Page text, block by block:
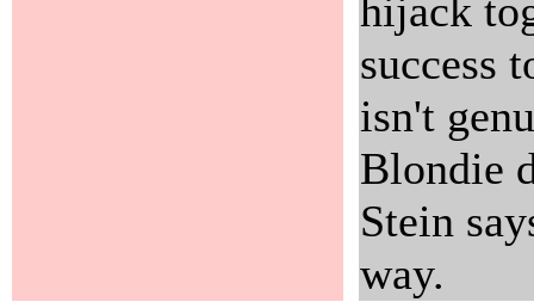
hijack
success
isn't
Blondie
Stein
way.